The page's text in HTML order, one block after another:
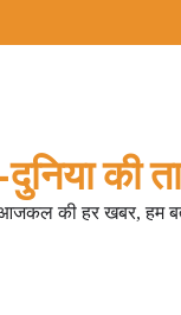
की
की हर खबर, हम